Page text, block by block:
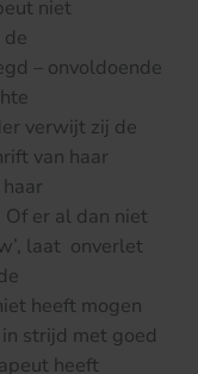
niet
– onvoldoende
verwijt zij de
van haar
er al dan niet
laat onverlet
heeft mogen
strijd met goed
heeft